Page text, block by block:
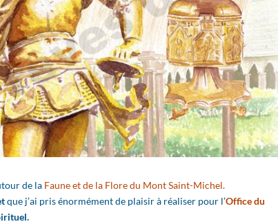
de la Faune et de la Flore du Mont Saint-Michel.
que j’ai pris énormément de plaisir à réaliser pour l’Office du